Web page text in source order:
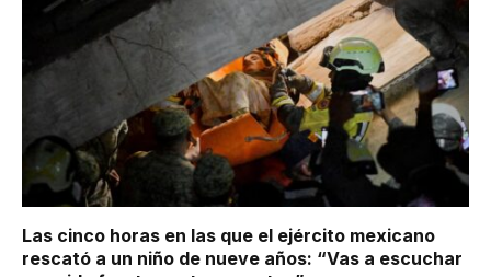
Las cinco horas en las que el ejército mexicano
rescató a un niño de nueve años: “Vas a escuchar